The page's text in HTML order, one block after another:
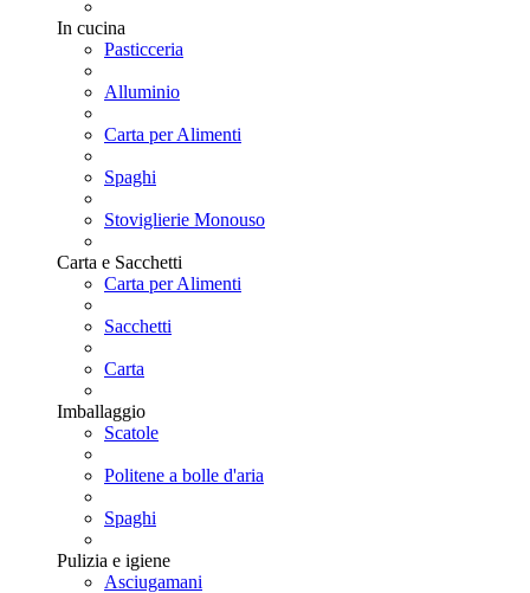
In cucina
Pasticceria
Alluminio
Carta per Alimenti
Spaghi
Stoviglierie Monouso
Carta e Sacchetti
Carta per Alimenti
Sacchetti
Carta
Imballaggio
Scatole
Politene a bolle d'aria
Spaghi
Pulizia e igiene
Asciugamani